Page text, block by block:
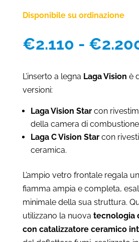
Disponibile su ordinazione
€2.110 - €
L’inserto a legna Laga Vision è
versioni:
Laga Vision Starcon
della camera di
Laga C Vision Starcon
ceramica.
L’ampio vetro frontale regala
fiamma ampia e completa,
minimale della sua struttura.
utilizzano la nuova tecnologia
con catalizzatore ceramico